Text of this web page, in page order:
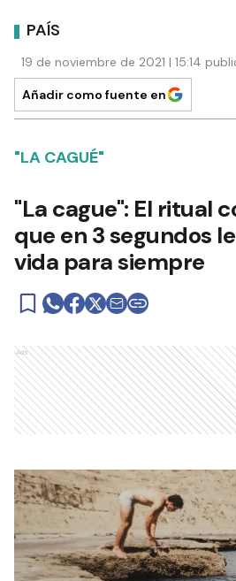
PAÍS
19 de noviembre de 2021 | 15:14
Añadir como fuente en
"LA CAGUÉ"
"La cague": El ritual
que en 3 segundos
vida para siempre
Ads